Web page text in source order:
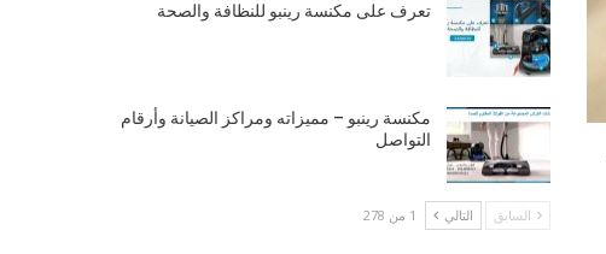
تعرف على مكنسة رينبو للنظافة والصحة
مكنسة رينبو – مميزاته ومراكز الصيانة وأرقام
التواصل
السابق التالي 1 من 278